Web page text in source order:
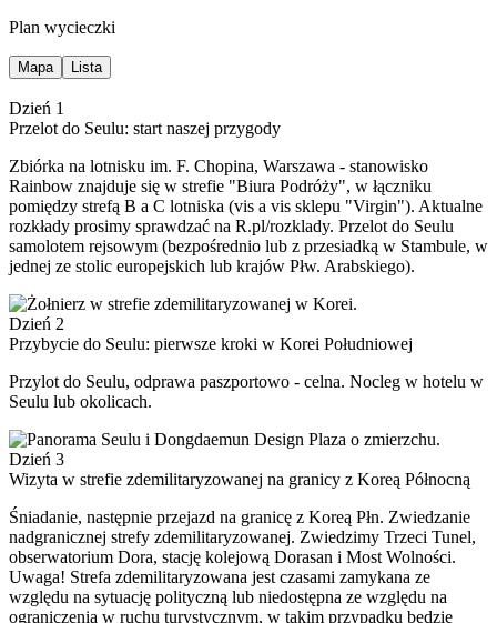
Plan wycieczki
Mapa Lista
Dzień 1
Przelot do Seulu: start naszej przygody
Zbiórka na lotnisku im. F. Chopina, Warszawa - stanowisko
Rainbow znajduje się w strefie "Biura Podróży", w łączniku
pomiędzy strefą B a C lotniska (vis a vis sklepu "Virgin"). Aktualne
rozkłady prosimy sprawdzać na R.pl/rozklady. Przelot do Seulu
samolotem rejsowym (bezpośrednio lub z przesiadką w Stambule, w
jednej ze stolic europejskich lub krajów Płw. Arabskiego).
Dzień 2
Przybycie do Seulu: pierwsze kroki w Korei Południowej
Przylot do Seulu, odprawa paszportowo - celna. Nocleg w hotelu w
Seulu lub okolicach.
Dzień 3
Wizyta w strefie zdemilitaryzowanej na granicy z Koreą Północną
Śniadanie, następnie przejazd na granicę z Koreą Płn. Zwiedzanie
nadgranicznej strefy zdemilitaryzowanej. Zwiedzimy Trzeci Tunel,
obserwatorium Dora, stację kolejową Dorasan i Most Wolności.
Uwaga! Strefa zdemilitaryzowana jest czasami zamykana ze
względu na sytuację polityczną lub niedostępna ze względu na
ograniczenia w ruchu turystycznym, w takim przypadku będzie